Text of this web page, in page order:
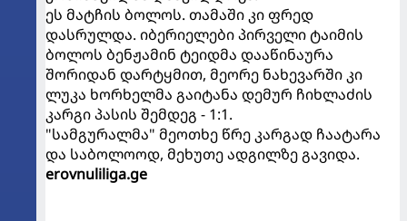
ეს მატჩის ბოლოს. თამაში კი ფრედ
დასრულდა. იბერიელები პირველი ტაიმის
ბოლოს ბენჟამინ ტეიდმა დააწინაურა
შორიდან დარტყმით, მეორე ნახევარში კი
ლუკა ხორხელმა გაიტანა დემურ ჩიხლაძის
კარგი პასის შემდეგ - 1:1.
"სამგურალმა" მეოთხე წრე კარგად ჩაატარა
და საბოლოოდ, მეხუთე ადგილზე გავიდა.
erovnuliliga.ge